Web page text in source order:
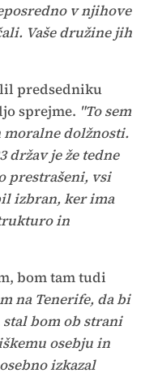
v njihove
Vaše družine jih
predsedniku
sprejme. "To sem
moralne dolžnosti.
držav je že tedne
prestrašeni, vsi
izbran, ker ima
in
bom tam tudi
na Tenerife, da bi
bom ob strani
osebju in
izkazal